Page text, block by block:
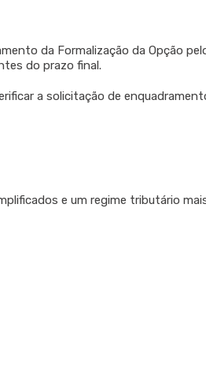
da Formalização da Opção
do prazo final.
a solicitação de
e um regime tributário